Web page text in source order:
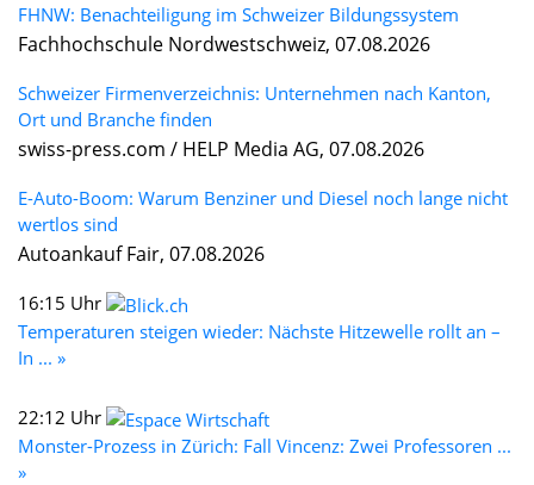
FHNW: Benachteiligung im Schweizer Bildungssystem
Fachhochschule Nordwestschweiz, 07.08.2026
Schweizer Firmenverzeichnis: Unternehmen nach Kanton,
Ort und Branche finden
swiss-press.com / HELP Media AG, 07.08.2026
E-Auto-Boom: Warum Benziner und Diesel noch lange nicht
wertlos sind
Autoankauf Fair, 07.08.2026
16:15 Uhr
Temperaturen steigen wieder: Nächste Hitzewelle rollt an –
In ... »
22:12 Uhr
Monster-Prozess in Zürich: Fall Vincenz: Zwei Professoren ...
»